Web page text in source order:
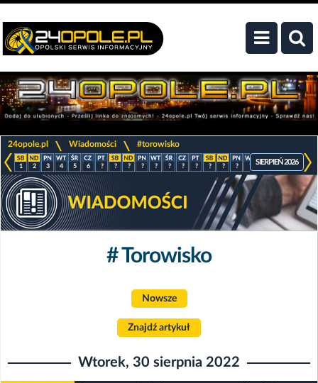
24opole.pl Wiadomości #torowisko
1 2 3 4 5 6 ? ? ? ? ? ? ? ? ? ? ? ? ? ? ?
SIERPIEŃ 2026
# Torowisko
Nowsze
Znajdź artykuł
Wtorek, 30 sierpnia 2022